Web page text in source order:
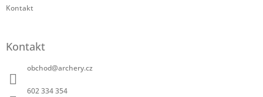
Kontakt
Kontakt
obchod@archery.cz
602 334 354